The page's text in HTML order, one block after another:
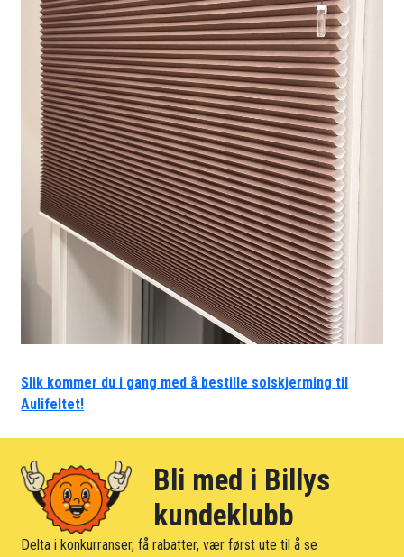
Slik kommer du i gang med å bestille solskjerming til
Aulifeltet!
Bli med i Billys
kundeklubb
Delta i konkurranser, få rabatter, vær først ute til å se